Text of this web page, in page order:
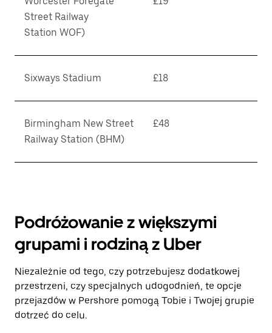
Street Railway
Station WOF)
Sixways Stadium £18
Birmingham New Street
Railway Station (BHM)
£48
Podróżowanie z większymi
grupami i rodziną z Uber
Niezależnie od tego, czy potrzebujesz dodatkowej
przestrzeni, czy specjalnych udogodnień, te opcje
przejazdów w Pershore pomogą Tobie i Twojej grupie
dotrzeć do celu.